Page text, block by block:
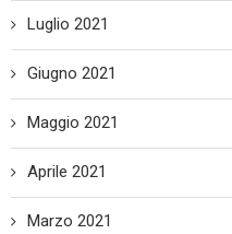
Luglio 2021
Giugno 2021
Maggio 2021
Aprile 2021
Marzo 2021